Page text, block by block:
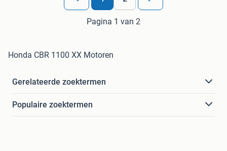
Pagina 1 van 2
Honda CBR 1100 XX Motoren
Gerelateerde zoektermen
Populaire zoektermen